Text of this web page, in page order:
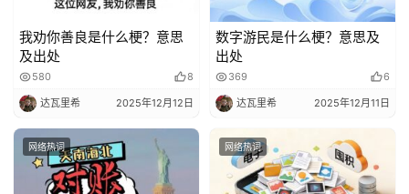
我劝你善良是什么梗？意思
及出处
580 8
达瓦里希 2025年12月12日
数字游民是什么梗？意思及
出处
369 6
达瓦里希 2025年12月11日
网络热词 网络热词